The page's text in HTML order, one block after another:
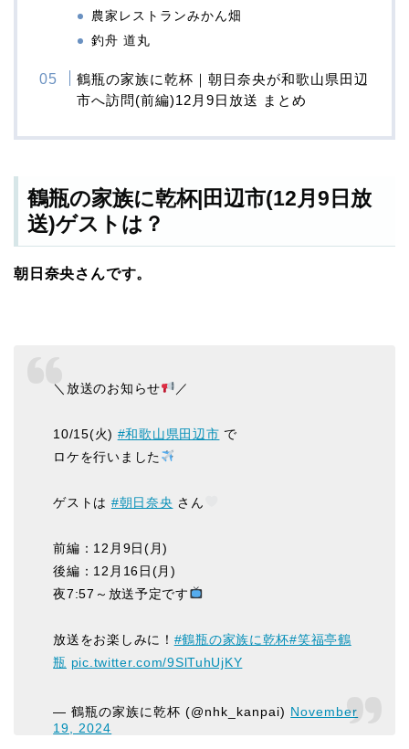
農家レストランみかん畑
釣舟 道丸
鶴瓶の家族に乾杯｜朝日奈央が和歌山県田辺
市へ訪問(前編)12月9日放送 まとめ
鶴瓶の家族に乾杯|田辺市(12月9日放
送)ゲストは？
朝日奈央さんです。
＼放送のお知らせ ／
10/15(火) #和歌山県田辺市 で
ロケを行いました
ゲストは #朝日奈央 さん
前編：12月9日(月)
後編：12月16日(月)
夜7:57～放送予定です
放送をお楽しみに！ #鶴瓶の家族に乾杯#笑福亭鶴
瓶 pic.twitter.com/9SlTuhUjKY
— 鶴瓶の家族に乾杯 (@nhk_kanpai) November
19, 2024